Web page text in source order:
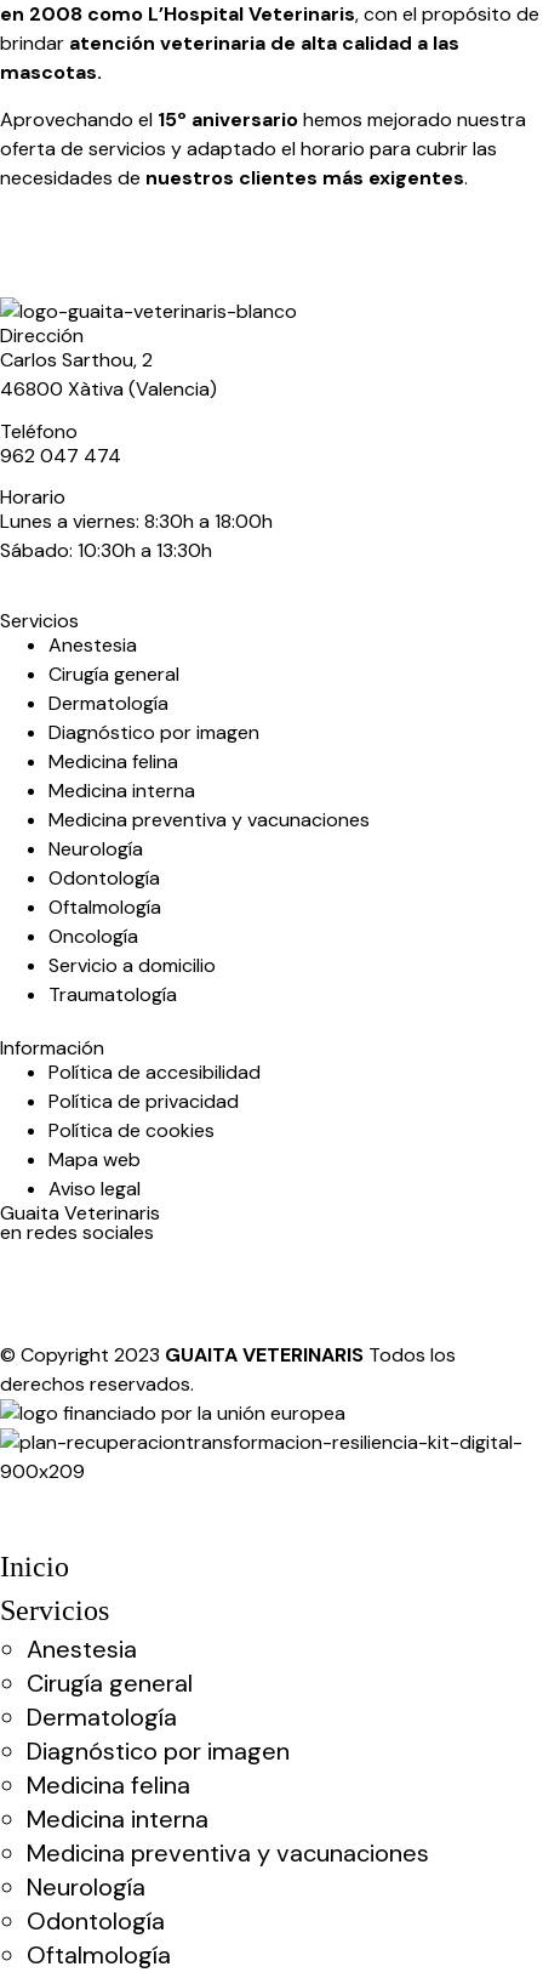
en 2008 como L’Hospital Veterinaris, con el propósito de
brindar atención veterinaria de alta calidad a las
mascotas.
Aprovechando el 15º aniversariohemos mejorado nuestra
oferta de servicios y adaptado el horario para cubrir las
necesidades de nuestros clientes más exigentes.
Dirección
Carlos Sarthou, 2
46800 Xàtiva (Valencia)
Teléfono
962 047 474
Horario
Lunes a viernes: 8:30h a 18:00h
Sábado: 10:30h a 13:30h
Servicios
Anestesia
Cirugía general
Dermatología
Diagnóstico por imagen
Medicina felina
Medicina interna
Medicina preventiva y vacunaciones
Neurología
Odontología
Oftalmología
Oncología
Servicio a domicilio
Traumatología
Información
Política de accesibilidad
Política de privacidad
Política de cookies
Mapa web
Aviso legal
Guaita Veterinaris
en redes sociales
© Copyright 2023 GUAITA VETERINARIS Todos los
derechos reservados.
Inicio
Servicios
Anestesia
Cirugía general
Dermatología
Diagnóstico por imagen
Medicina felina
Medicina interna
Medicina preventiva y vacunaciones
Neurología
Odontología
Oftalmología